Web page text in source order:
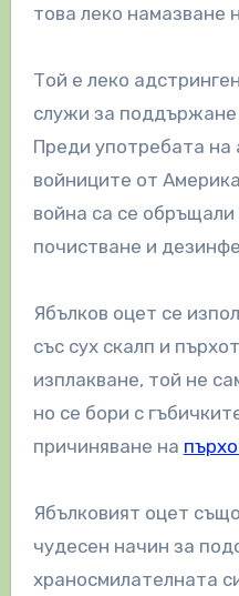
това леко намазване
Той е леко
служи за
Преди употребата на
войниците от
война са се
почистване и
Ябълков оцет се
със сух скалп и
изплакване, той не
но се бори с
причиняване на
Ябълковият оцет
чудесен начин за
храносмилателната